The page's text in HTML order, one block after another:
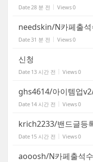
Date 28 분 전 Views0
needskin/N카페출석
Date 31 분 전 Views0
신청
Date 13 시간 전 Views0
ghs4614/아이템업
Date 14 시간 전 Views0
krich2233/밴드글등
Date 15 시간 전 Views0
aooosh/N카페출석